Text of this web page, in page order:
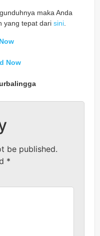
maka Anda
yang tepat dari sini.
Now
be published.
*